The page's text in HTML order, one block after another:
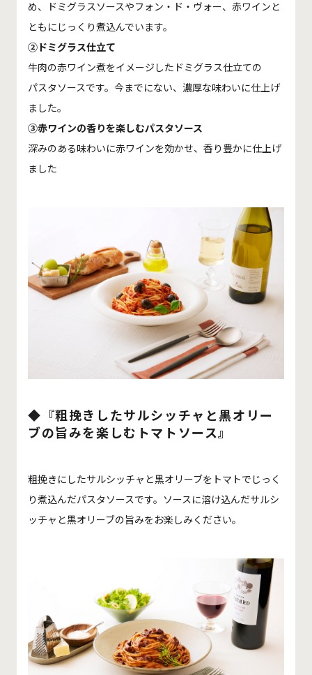
め、ドミグラスソースやフォン・ド・ヴォー、赤ワインと
ともにじっくり煮込んでいます。
②ドミグラス仕立て
牛肉の赤ワイン煮をイメージしたドミグラス仕立ての
パスタソースです。今までにない、濃厚な味わいに仕上げ
ました。
③赤ワインの香りを楽しむパスタソース
深みのある味わいに赤ワインを効かせ、香り豊かに仕上げ
ました
◆『粗挽きしたサルシッチャと黒オリー
ブの旨みを楽しむトマトソース』
粗挽きにしたサルシッチャと黒オリーブをトマトでじっく
り煮込んだパスタソースです。ソースに溶け込んだサルシ
ッチャと黒オリーブの旨みをお楽しみください。